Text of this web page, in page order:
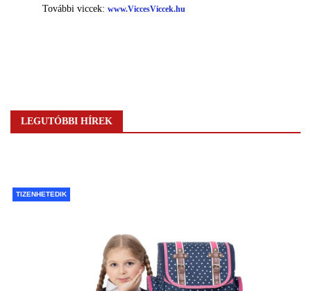
LEGUTÓBBI HÍREK
TIZENHETEDIK